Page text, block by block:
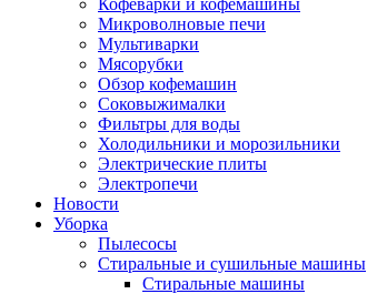
Кофеварки и кофемашины
Микроволновые печи
Мультиварки
Мясорубки
Обзор кофемашин
Соковыжималки
Фильтры для воды
Холодильники и морозильники
Электрические плиты
Электропечи
Новости
Уборка
Пылесосы
Стиральные и сушильные машины
Стиральные машины